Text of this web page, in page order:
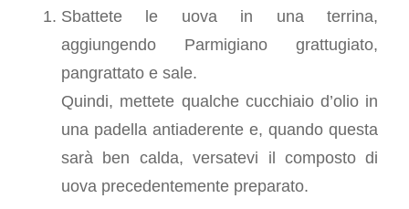
Sbattete le uova in una terrina,
aggiungendo Parmigiano grattugiato,
pangrattato e sale.
Quindi, mettete qualche cucchiaio d’olio in
una padella antiaderente e, quando questa
sarà ben calda, versatevi il composto di
uova precedentemente preparato.